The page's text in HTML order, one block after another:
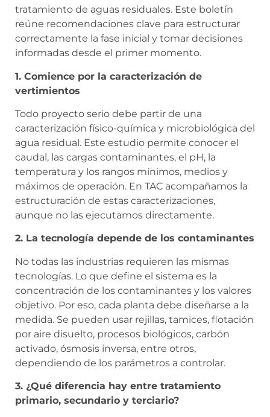
tratamiento de aguas residuales. Este boletín
reúne recomendaciones clave para estructurar
correctamente la fase inicial y tomar decisiones
informadas desde el primer momento.
1. Comience por la caracterización de
vertimientos
Todo proyecto serio debe partir de una
caracterización físico-química y microbiológica del
agua residual. Este estudio permite conocer el
caudal, las cargas contaminantes, el pH, la
temperatura y los rangos mínimos, medios y
máximos de operación. En TAC acompañamos la
estructuración de estas caracterizaciones,
aunque no las ejecutamos directamente.
2. La tecnología depende de los contaminantes
No todas las industrias requieren las mismas
tecnologías. Lo que define el sistema es la
concentración de los contaminantes y los valores
objetivo. Por eso, cada planta debe diseñarse a la
medida. Se pueden usar rejillas, tamices, flotación
por aire disuelto, procesos biológicos, carbón
activado, ósmosis inversa, entre otros,
dependiendo de los parámetros a controlar.
3. ¿Qué diferencia hay entre tratamiento
primario, secundario y terciario?